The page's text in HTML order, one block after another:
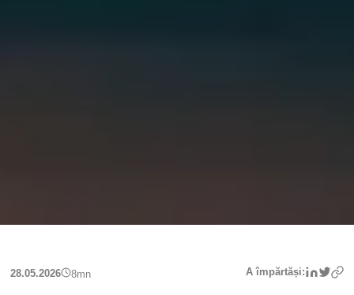
28.05.2026 8mn A împărtăși: